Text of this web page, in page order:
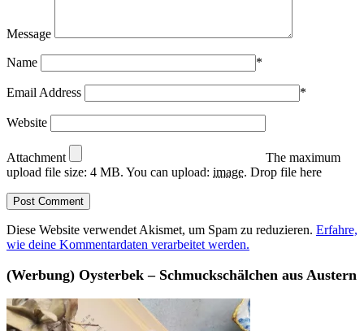
Message
Name *
Email Address *
Website
Attachment
The maximum
upload file size: 4 MB. You can upload: image. Drop file here
Diese Website verwendet Akismet, um Spam zu reduzieren. Erfahre,
wie deine Kommentardaten verarbeitet werden.
(Werbung) Oysterbek – Schmuckschälchen aus Austern